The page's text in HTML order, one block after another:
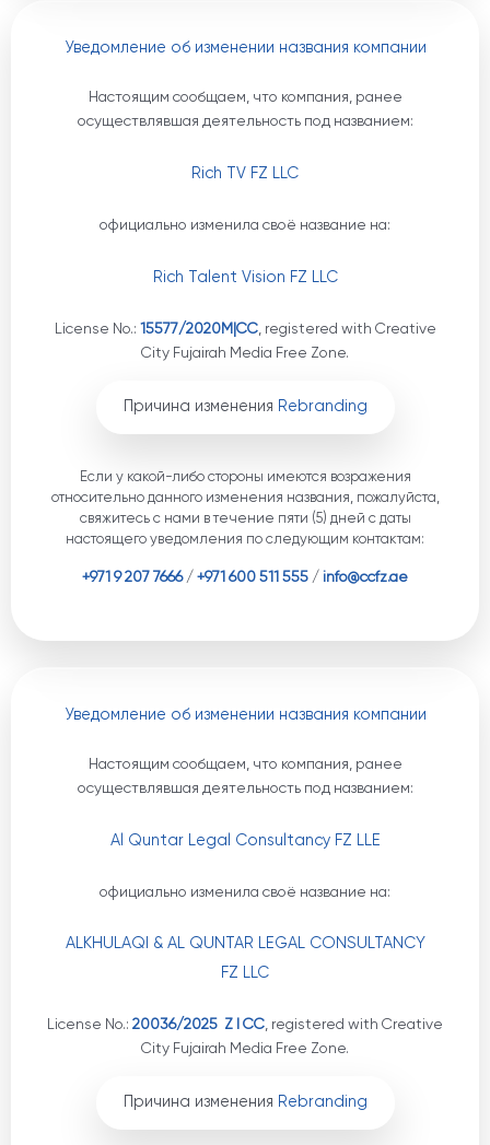
Уведомление об изменении названия компании
Настоящим сообщаем, что компания, ранее
осуществлявшая деятельность под названием:
Rich TV FZ LLC
официально изменила своё название на:
Rich Talent Vision FZ LLC
License No.: 15577/2020M|CC, registered with Creative
City Fujairah Media Free Zone.
Причина изменения Rebranding
Если у какой-либо стороны имеются возражения
относительно данного изменения названия, пожалуйста,
свяжитесь с нами в течение пяти (5) дней с даты
настоящего уведомления по следующим контактам:
+971 9 207 7666/ +971 600 511 555 / info@ccfz.ae
Уведомление об изменении названия компании
Настоящим сообщаем, что компания, ранее
осуществлявшая деятельность под названием:
Al Quntar Legal Consultancy FZ LLE
официально изменила своё название на:
ALKHULAQI & AL QUNTAR LEGAL CONSULTANCY
FZ LLC
License No.: 20036/2025 Z I CC, registered with Creative
City Fujairah Media Free Zone.
Причина изменения Rebranding